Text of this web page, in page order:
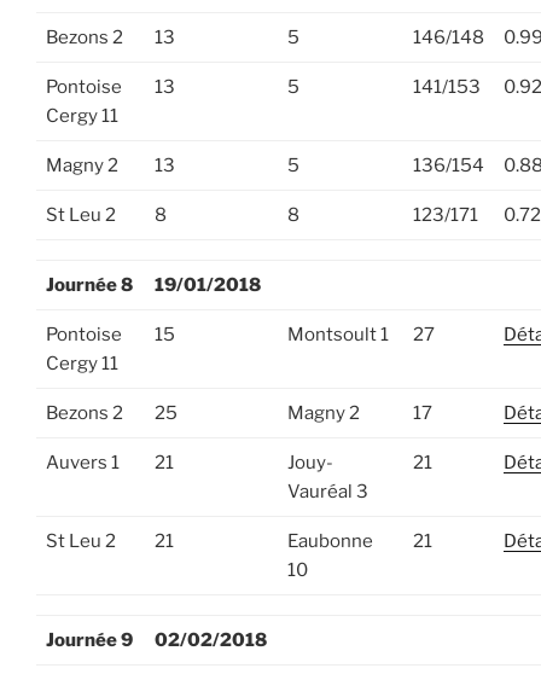
Bezons 2 13 5 146/148
Pontoise
Cergy 11
13 5 141/153 0.92
Magny 2 13 5 136/154
St Leu 2 8 8 123/171 0.72
Journée 8 19/01/2018
Pontoise
Cergy 11
15 Montsoult 1 27
Bezons 2 25 Magny 2 17
Auvers 1 21
Jouy-
Vauréal 3
21
St Leu 2 21
Eaubonne
10
21
Journée 9 02/02/2018